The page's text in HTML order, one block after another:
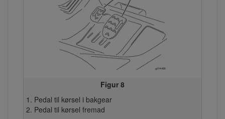
Figur 8
Pedal til kørsel i bakgear
Pedal til kørsel fremad